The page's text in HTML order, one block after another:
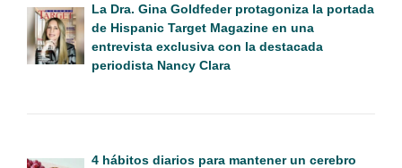
La Dra. Gina Goldfeder protagoniza la portada
de Hispanic Target Magazine en una
entrevista exclusiva con la destacada
periodista Nancy Clara
4 hábitos diarios para mantener un cerebro